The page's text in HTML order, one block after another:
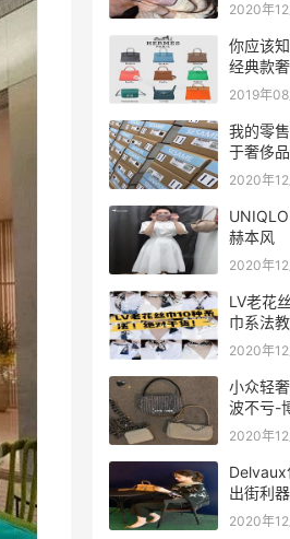
2020年12
你应该
经典款
2019年08
我的零
于奢侈
2020年12
赫本风
2020年12
LV老花
巾系法
2020年12
小众轻
波不亏-
2020年12
Delvaux
出街利器
2020年12